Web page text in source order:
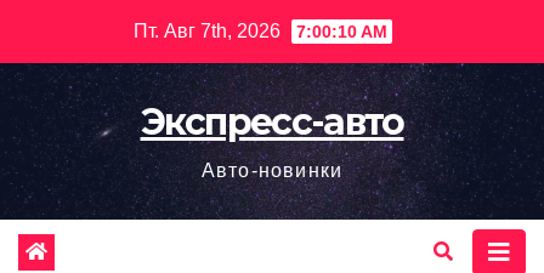
содержимому
Пт. Авг 7th, 2026 7:00:11 AM
Экспресс-авто
Авто-новинки